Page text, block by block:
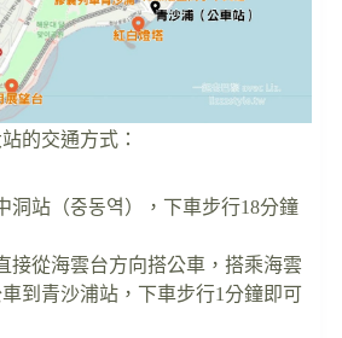
的交通方式：
洞站（중동역），下車步行18分鐘
接從海雲台方向搭公車，搭乘海雲
到青沙浦站，下車步行1分鐘即可